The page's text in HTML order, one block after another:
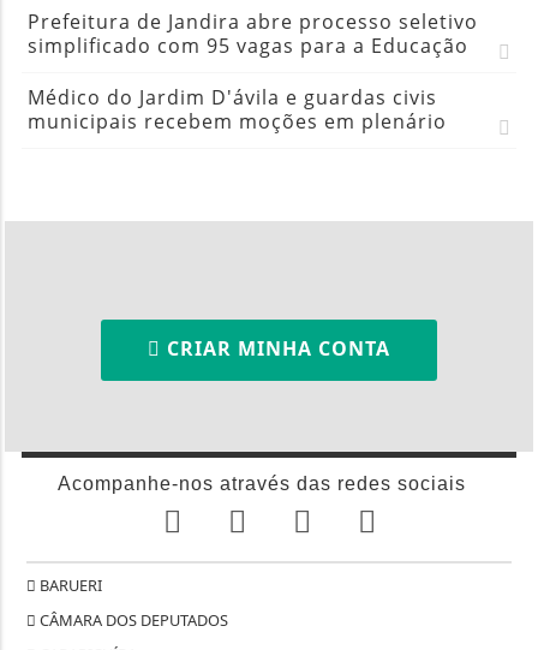
Prefeitura de Jandira abre processo seletivo
simplificado com 95 vagas para a Educação
Médico do Jardim D'ávila e guardas civis
municipais recebem moções em plenário
CRIAR MINHA CONTA
Acompanhe-nos através das redes sociais
BARUERI
CÂMARA DOS DEPUTADOS